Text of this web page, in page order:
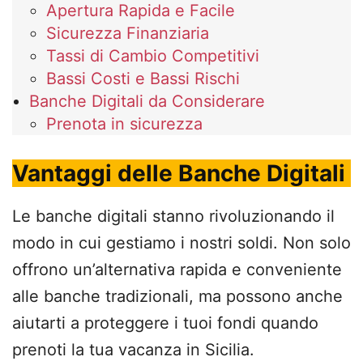
Apertura Rapida e Facile
Sicurezza Finanziaria
Tassi di Cambio Competitivi
Bassi Costi e Bassi Rischi
Banche Digitali da Considerare
Prenota in sicurezza
Vantaggi delle Banche Digitali
Le banche digitali stanno rivoluzionando il
modo in cui gestiamo i nostri soldi. Non solo
offrono un’alternativa rapida e conveniente
alle banche tradizionali, ma possono anche
aiutarti a proteggere i tuoi fondi quando
prenoti la tua vacanza in Sicilia.